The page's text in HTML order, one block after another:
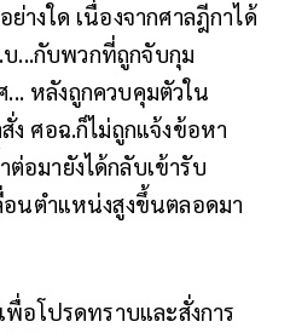
างใด เนื่องจากศาลฎีกาได้
...กับพวกที่ถูกจับกุม
หลังถูกควบคุมตัวใน
ง ศอฉ.ก็ไม่ถูกแจ้งข้อหา
อมายังได้กลับเข้ารับ
อนตำแหน่งสูงขึ้นตลอดมา
พื่อโปรดทราบและสั่งการ